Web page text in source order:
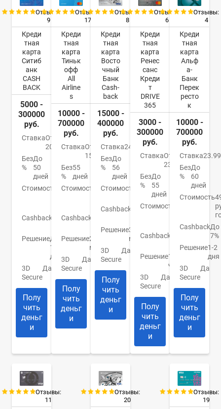
Отзывы:
9
Креди
тная
карта
Ситиб
анк
CASH
BACK
5000 -
300000
руб.
СтавкаОт
20.9%
Без
%
До
50
дней
Стоимость
До
Cashback
До
РешениеДо
1
дня
3D
Secure
Да
Полу
чить
деньг
и
Отзывы:
17
Креди
тная
карта
Тиньк
офф
All
Airline
s
10000 -
700000
руб.
СтавкаОт
15%
Без
%
55
дней
Стоимость
руб.
Cashback
30%
Решение2
мин.
3D
Secure
Да
Полу
чить
деньг
и
Отзывы:
8
Креди
тная
карта
Восто
чный
Банк
Cash-
back
15000 -
400000
руб.
Ставка24%
Без
%
До
56
дней
Стоимость
Cashback
Решение30
мин.
3D
Secure
Да
Полу
чить
деньг
и
Отзывы:
6
Креди
тная
карта
Ренес
санс
Креди
т
DRIVE
365
3000 -
300000
руб.
СтавкаОт
23.9%
Без
%
До
55
дней
Стоимость
руб.
Cashback
10%
Решение1
час
3D
Secure
Да
Полу
чить
деньг
и
Отзывы:
4
Креди
тная
карта
Альф
а-
Банк
Перек
ресто
к
10000 -
700000
руб.
Ставка
Без
%
До
60
дней
Стоимость
CashbackДо
7%
Решение1-2
дня
3D
Secure
Да
Полу
чить
деньг
и
Отзывы:
11
Отзывы:
20
Отзывы:
19